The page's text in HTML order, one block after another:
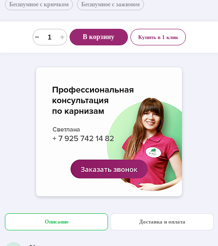
Бесшумное с крючком Бесшумное с зажимом
В корзину Купить в 1 клик
Описание Доставка и оплата